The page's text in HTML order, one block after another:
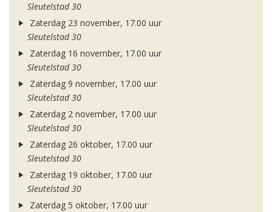
Sleutelstad 30
Zaterdag 23 november, 17.00 uur
Sleutelstad 30
Zaterdag 16 november, 17.00 uur
Sleutelstad 30
Zaterdag 9 november, 17.00 uur
Sleutelstad 30
Zaterdag 2 november, 17.00 uur
Sleutelstad 30
Zaterdag 26 oktober, 17.00 uur
Sleutelstad 30
Zaterdag 19 oktober, 17.00 uur
Sleutelstad 30
Zaterdag 5 oktober, 17.00 uur